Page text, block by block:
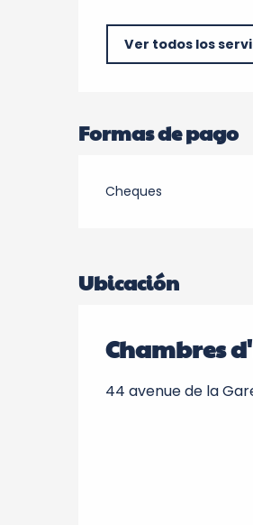
Ver todos los
Formas de pago
Cheques
Ubicación
Chambres
44 avenue de la